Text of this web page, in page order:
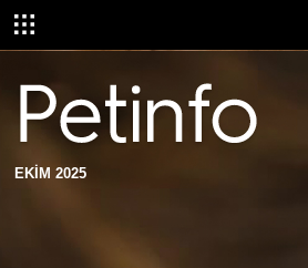
EKİM 2025